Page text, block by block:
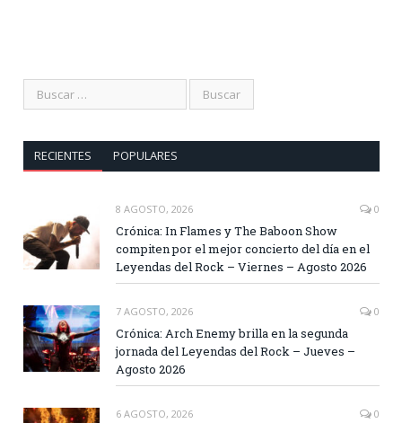
RECIENTES POPULARES
8 AGOSTO, 2026 0
Crónica: In Flames y The Baboon Show
compiten por el mejor concierto del día en el
Leyendas del Rock – Viernes – Agosto 2026
7 AGOSTO, 2026 0
Crónica: Arch Enemy brilla en la segunda
jornada del Leyendas del Rock – Jueves –
Agosto 2026
6 AGOSTO, 2026 0